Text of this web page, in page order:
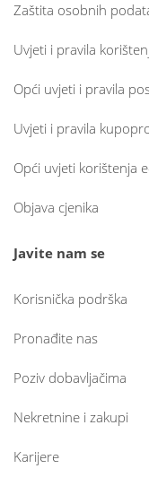
Zaštita osobnih
Uvjeti i pravila
Opći uvjeti i pravila
Uvjeti i pravila
Opći uvjeti korištenja
Objava cjenika
Javite nam se
Korisnička podrška
Pronađite nas
Poziv dobavljačima
Nekretnine i zakupi
Karijere